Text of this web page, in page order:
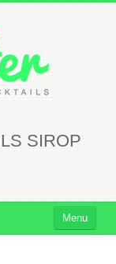
SIROP
Menu